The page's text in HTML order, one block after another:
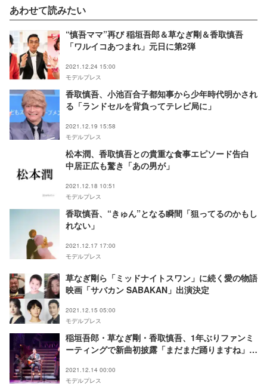
あわせて読みたい
“慎吾ママ”再び 稲垣吾郎＆草なぎ剛＆香取慎吾
「ワルイコあつまれ」元日に第2弾
2021.12.24 15:00
モデルプレス
香取慎吾、小池百合子都知事から少年時代明かされ
る「ランドセルを背負ってテレビ局に」
2021.12.19 15:58
モデルプレス
松本潤、香取慎吾との貴重な食事エピソード告白
中居正広も驚き「あの男が」
2021.12.18 10:51
モデルプレス
香取慎吾、“きゅん”となる瞬間「狙ってるのかもし
れない」
2021.12.17 17:00
モデルプレス
草なぎ剛ら「ミッドナイトスワン」に続く愛の物語
映画「サバカン SABAKAN」出演決定
2021.12.15 05:00
モデルプレス
稲垣吾郎・草なぎ剛・香取慎吾、1年ぶりファンミ
ーティングで新曲初披露「まだまだ踊りますね」
NAKAMA to MEETING_vol.1.6 セットリスト／レ
2021.12.14 00:00
モデルプレス